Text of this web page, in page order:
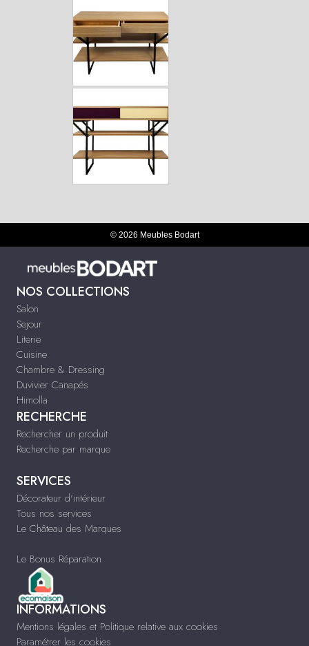
© 2026 Meubles Bodart
NOS COLLECTIONS
Salon
Sejour
Literie
Cuisine
Chambre & Dressing
Duvivier Canapés
Himolla
RECHERCHE
Rechercher un produit
Recherche par marque
SERVICES
Décorateur d'intérieur
Tous nos services
Le Château des Marques
Le Bonus Réparation
INFORMATIONS
Mentions légales et Politique relative aux cookies
Paramétrer les cookies